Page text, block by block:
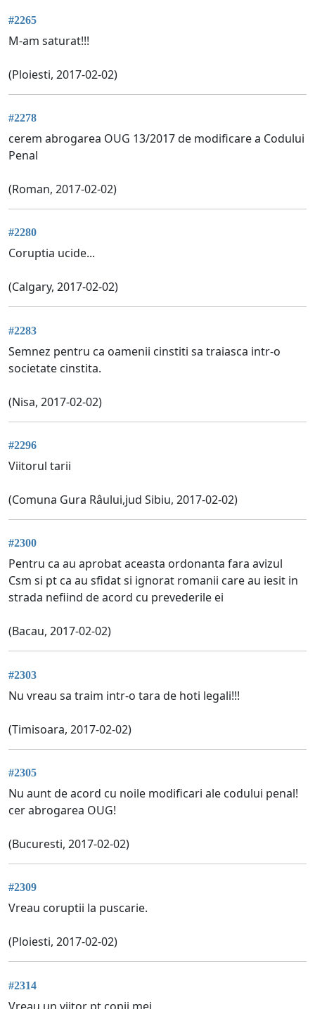
#2265
M-am saturat!!!
(Ploiesti, 2017-02-02)
#2278
cerem abrogarea OUG 13/2017 de modificare a Codului
Penal
(Roman, 2017-02-02)
#2280
Coruptia ucide...
(Calgary, 2017-02-02)
#2283
Semnez pentru ca oamenii cinstiti sa traiasca intr-o
societate cinstita.
(Nisa, 2017-02-02)
#2296
Viitorul tarii
(Comuna Gura Râului,jud Sibiu, 2017-02-02)
#2300
Pentru ca au aprobat aceasta ordonanta fara avizul
Csm si pt ca au sfidat si ignorat romanii care au iesit in
strada nefiind de acord cu prevederile ei
(Bacau, 2017-02-02)
#2303
Nu vreau sa traim intr-o tara de hoti legali!!!
(Timisoara, 2017-02-02)
#2305
Nu aunt de acord cu noile modificari ale codului penal!
cer abrogarea OUG!
(Bucuresti, 2017-02-02)
#2309
Vreau coruptii la puscarie.
(Ploiesti, 2017-02-02)
#2314